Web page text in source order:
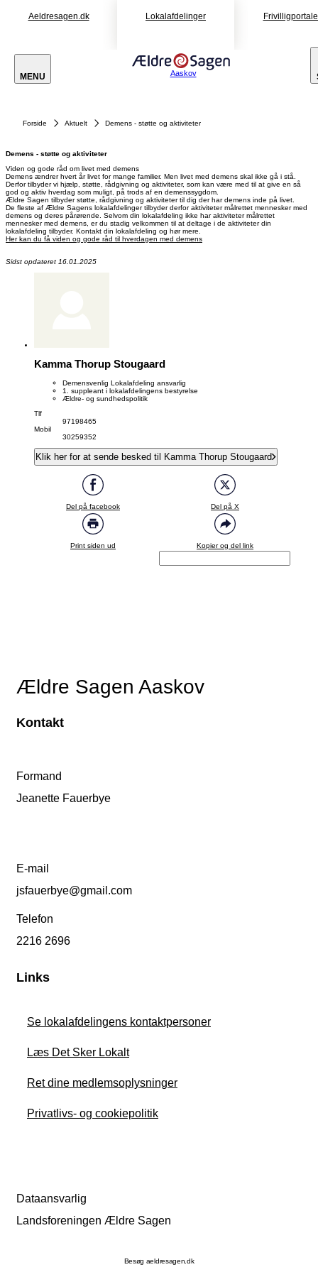
Aeldresagen.dk Lokalafdelinger
MENU Aaskov
Forside Aktuelt Demens - støtte og aktiviteter
Demens - støtte og aktiviteter
Viden og gode råd om livet med demens
Demens ændrer hvert år livet for mange familier. Men livet med demens skal ikke gå i stå.
Derfor tilbyder vi hjælp, støtte, rådgivning og aktiviteter, som kan være med til at give en så
god og aktiv hverdag som muligt, på trods af en demenssygdom.
Ældre Sagen tilbyder støtte, rådgivning og aktiviteter til dig der har demens inde på livet.
De fleste af Ældre Sagens lokalafdelinger tilbyder derfor aktiviteter målrettet mennesker med
demens og deres pårørende. Selvom din lokalafdeling ikke har aktiviteter målrettet
mennesker med demens, er du stadig velkommen til at deltage i de aktiviteter din
lokalafdeling tilbyder. Kontakt din lokalafdeling og hør mere.
Her kan du få viden og gode råd til hverdagen med demens
Sidst opdateret 16.01.2025
Kamma Thorup Stougaard
Demensvenlig Lokalafdeling ansvarlig
1. suppleant i lokalafdelingens bestyrelse
Ældre- og sundhedspolitik
Tlf
97198465
Mobil
30259352
Klik her for at sende besked til Kamma Thorup Stougaard
Del på facebook Del på X
Print siden ud Kopier og del link
Ældre Sagen Aaskov
Kontakt
Formand
Jeanette Fauerbye
E-mail
jsfauerbye@gmail.com
Telefon
2216 2696
Links
Se lokalafdelingens kontaktpersoner
Læs Det Sker Lokalt
Ret dine medlemsoplysninger
Privatlivs- og cookiepolitik
Dataansvarlig
Landsforeningen Ældre Sagen
Besøg aeldresagen.dk